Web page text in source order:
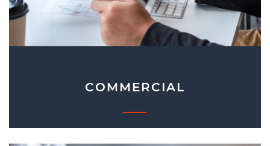
COMMERCIAL